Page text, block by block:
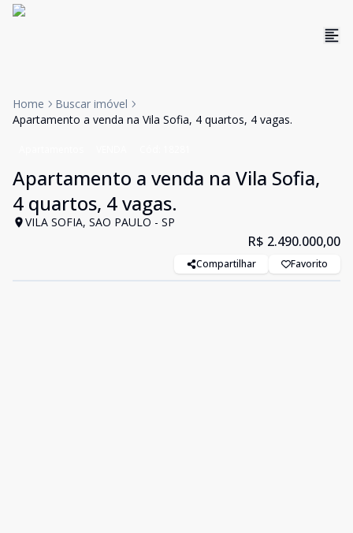
Home
Buscar imóvel
Apartamento a venda na Vila Sofia, 4 quartos, 4 vagas.
Apartamento a venda na Vila Sofia,
4 quartos, 4 vagas.
VILA SOFIA, SAO PAULO - SP
R$ 2.490.000,00
Compartilhar Favorito